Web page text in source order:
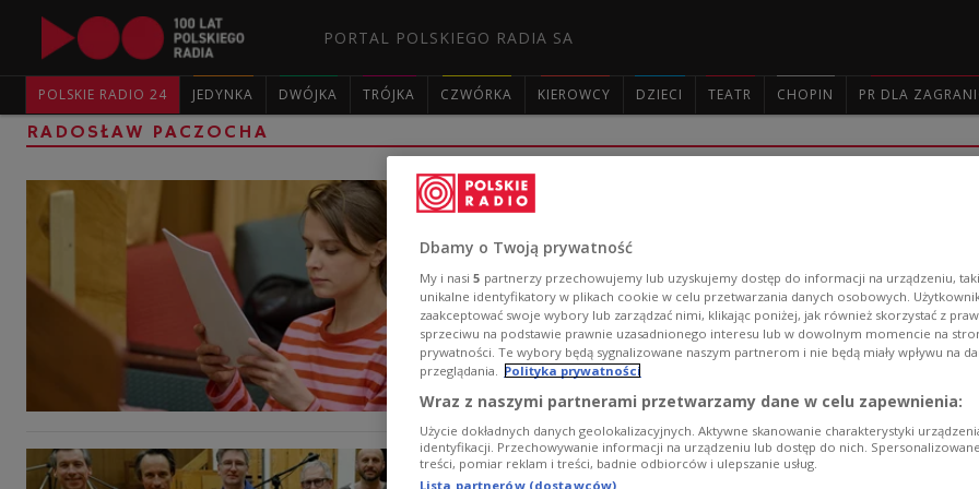
PORTAL POLSKIEGO RADIA SA
POLSKIE RADIO 24 JEDYNKA DWÓJKA TRÓJKA CZWÓRKA KIEROWCY DZIECI TEATR CHOPIN PR DLA
RADOSŁAW PACZOCHA
"Ćma". Słuchowisko Radosława
Słuchowisko "Ćma" na podstawie dramatu Radosława
Przybyszewskiej. Portret kobiety wybitnie
traumatyczna relacja z ojcem, artystą i pisarzem
romantycznych.
Zobacz więcej na temat: TEATR Teatr Polskiego Radia Daria
Natalia Lange
Jędrzej Czerwonogrodzki Karol Wróblewski
słuchowisko
"Z premedytacją". Słuchowisko na
Dbamy o Twoją prywatność
My i nasi 5 partnerzy przechowujemy lub uzyskujemy dostęp do informacji na urządzeniu,
unikalne identyfikatory w plikach cookie w celu przetwarzania danych osobowych.
zaakceptować swoje wybory lub zarządzać nimi, klikając poniżej, jak również skorzystać z
sprzeciwu na podstawie prawnie uzasadnionego interesu lub w dowolnym momencie na
prywatności. Te wybory będą sygnalizowane naszym partnerom i nie będą miały wpływu na
przeglądania.
Polityka prywatności
Wraz z naszymi partnerami przetwarzamy dane w celu zapewnienia:
Użycie dokładnych danych geolokalizacyjnych. Aktywne skanowanie charakterystyki
identyfikacji. Przechowywanie informacji na urządzeniu lub dostęp do nich.
treści, pomiar reklam i treści, badnie odbiorców i ulepszanie usług.
Lista partnerów (dostawców)